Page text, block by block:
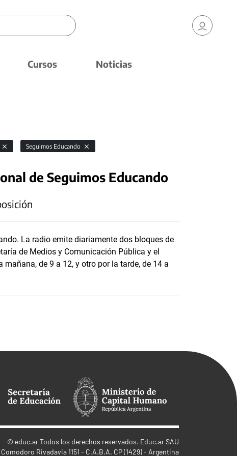
Cursos Noticias
Seguimos Educando
de Seguimos Educando
La radio emite diariamente dos bloques de
de Medios y Comunicación Pública y el
de 9 a 12, y otro por la tarde, de 14 a
© educ.arTodos los derechos reservados. Educ.ar SAU
Comodoro Rivadavia 1151 - C.A.B.A. CP (1429) - Argentina